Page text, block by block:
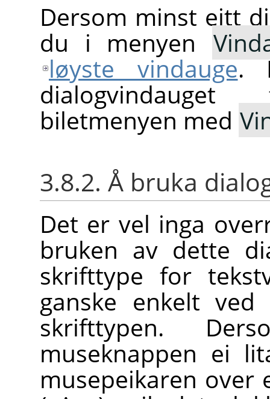
Dersom minst eitt
du i menyen
løyste vindauge.
biletmenyen med
3.8.2. Å bruka
Det er vel inga
bruken av dette
skrifttype for
ganske enkelt
skrifttypen.
museknappen ei
musepeikaren over